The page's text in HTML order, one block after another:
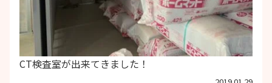
CT検査室が出来てきました！